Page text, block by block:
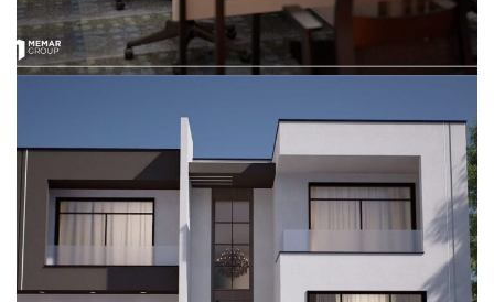
تصميم استراحة بروح عصرية